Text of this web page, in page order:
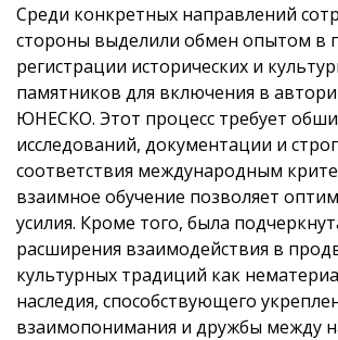
Среди конкретных направлений
стороны выделили обмен опытом в
регистрации исторических и
памятников для включения в
ЮНЕСКО. Этот процесс требует
исследований, документации и
соответствия международным
взаимное обучение позволяет
усилия. Кроме того, была
расширения взаимодействия в
культурных традиций как
наследия, способствующего
взаимопонимания и дружбы между